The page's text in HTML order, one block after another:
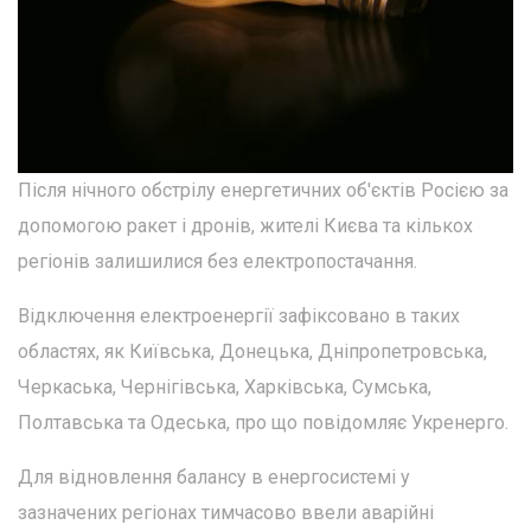
Після нічного обстрілу енергетичних об'єктів Росією за
допомогою ракет і дронів, жителі Києва та кількох
регіонів залишилися без електропостачання.
Відключення електроенергії зафіксовано в таких
областях, як Київська, Донецька, Дніпропетровська,
Черкаська, Чернігівська, Харківська, Сумська,
Полтавська та Одеська, про що повідомляє Укренерго.
Для відновлення балансу в енергосистемі у
зазначених регіонах тимчасово ввели аварійні